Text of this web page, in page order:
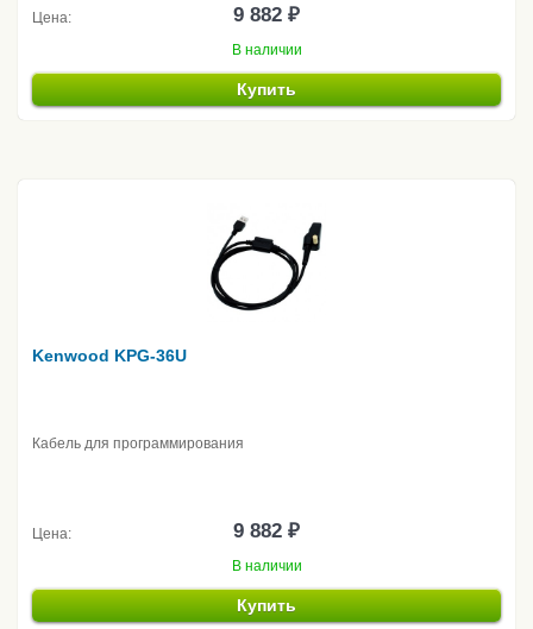
Цена: 9 882 ₽
В наличии
Купить
Kenwood KPG-36U
Кабель для программирования
Цена: 9 882 ₽
В наличии
Купить